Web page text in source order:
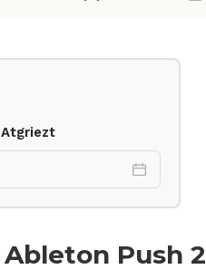
Atgriezt
Ableton Push 2